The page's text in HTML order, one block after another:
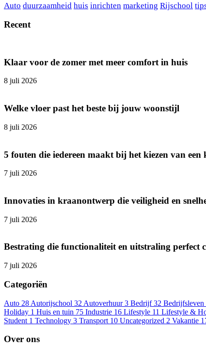
Auto duurzaamheid huis inrichten marketing Rijschool
Recent
Klaar voor de zomer met meer comfort in huis
8 juli 2026
Welke vloer past het beste bij jouw woonstijl
8 juli 2026
5 fouten die iedereen maakt bij het kiezen van een
7 juli 2026
Innovaties in kraanontwerp die veiligheid en
7 juli 2026
Bestrating die functionaliteit en uitstraling perfect
7 juli 2026
Categoriën
Auto 28 Autorijschool 32 Autoverhuur 3 Bedrijf 32 Bedrijfsleven
Holiday 1 Huis en tuin 75 Industrie 16 Lifestyle 11 Lifestyle &
Student 1 Technology 3 Transport 10 Uncategorized 2 Vakantie
Over ons